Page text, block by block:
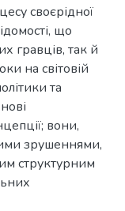
своєрідної
що
гравців, так й
на світовій
та
вони,
зрушеннями,
структурним